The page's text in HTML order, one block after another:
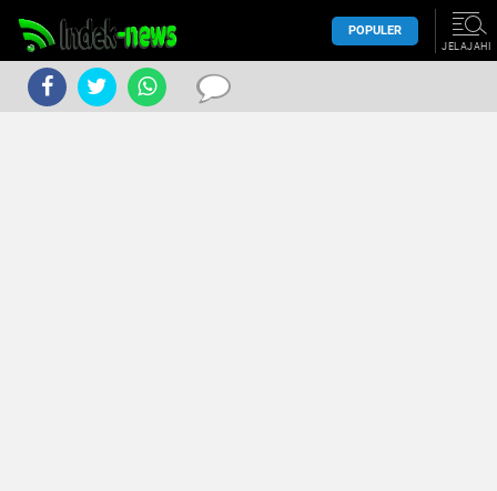
POPULER
JELAJAHI